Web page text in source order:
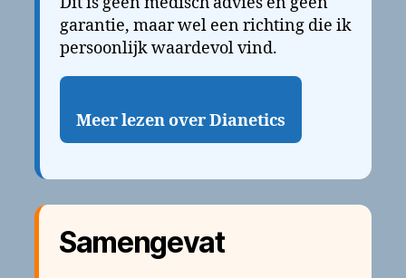
garantie, maar wel een richting die ik
persoonlijk waardevol vind.
Meer lezen over Dianetics
Samengevat